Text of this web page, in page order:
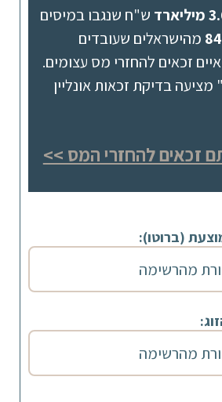
ש"ח שנגבו במיסים
מהישראלים שעובדים
זכאים להחזרי מס עצומים.
בדיקת זכאות אונליין
זכאים להחזרי המס >>
(ברוטו):